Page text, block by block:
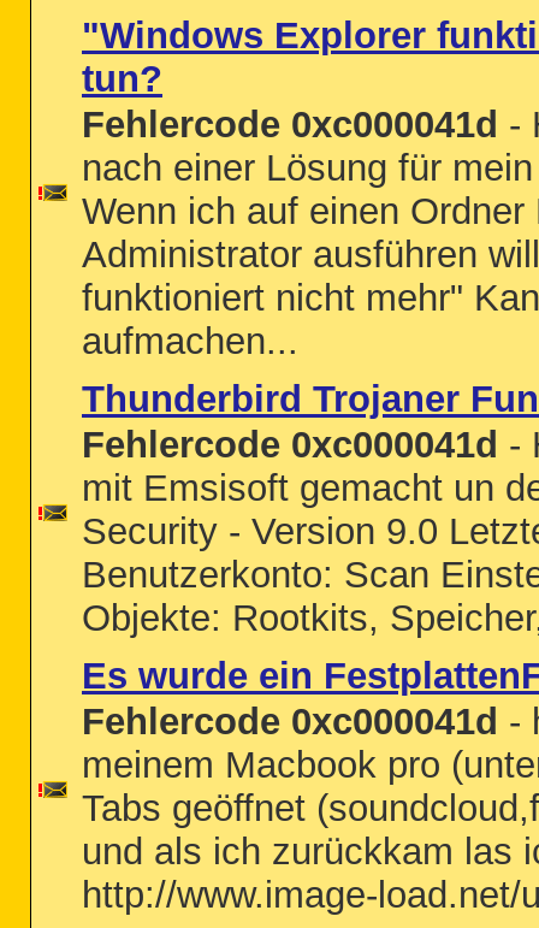
"Windows Explorer
tun?
Fehlercode 0xc000041d -
nach einer Lösung für
Wenn ich auf einen
Administrator ausführen
funktioniert nicht mehr"
aufmachen...
Thunderbird Trojaner
Fehlercode 0xc000041d -
mit Emsisoft gemacht un
Security - Version 9.0
Benutzerkonto: Scan
Objekte: Rootkits,
Es wurde ein
Fehlercode 0xc000041d -
meinem Macbook pro
Tabs geöffnet
und als ich zurückkam las
http://www.image-